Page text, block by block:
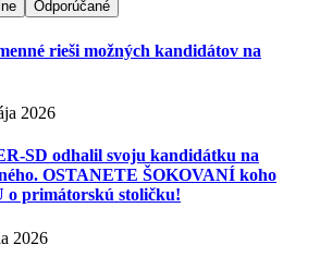
Odporúčané
rieši možných kandidátov na
2026
SD odhalil svoju kandidátku na
OSTANETE ŠOKOVANÍ koho
o primátorskú stoličku!
2026